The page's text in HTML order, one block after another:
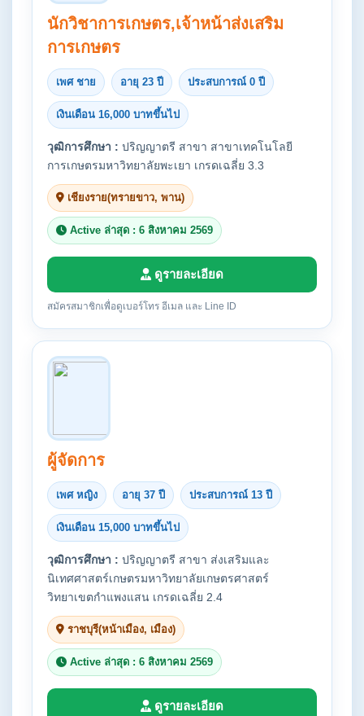
นักวิชาการเกษตร,เจ้าหน้าส่งเสริม
การเกษตร
เพศ ชาย อายุ 23 ปี ประสบการณ์ 0 ปี
เงินเดือน 16,000 บาทขึ้นไป
วุฒิการศึกษา : ปริญญาตรี สาขา สาขาเทคโนโลยี
การเกษตรมหาวิทยาลัยพะเยา เกรดเฉลี่ย 3.3
เชียงราย(ทรายขาว, พาน)
Active ล่าสุด : 6 สิงหาคม 2569
ดูรายละเอียด
สมัครสมาชิกเพื่อดูเบอร์โทร อีเมล และ Line ID
ผู้จัดการ
เพศ หญิง อายุ 37 ปี ประสบการณ์ 13 ปี
เงินเดือน 15,000 บาทขึ้นไป
วุฒิการศึกษา : ปริญญาตรี สาขา ส่งเสริมและ
นิเทศศาสตร์เกษตรมหาวิทยาลัยเกษตรศาสตร์
วิทยาเขตกำแพงแสน เกรดเฉลี่ย 2.4
ราชบุรี(หน้าเมือง, เมือง)
Active ล่าสุด : 6 สิงหาคม 2569
ดูรายละเอียด